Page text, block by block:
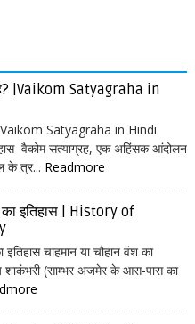
है? |Vaikom Satyagraha in
(Vaikom Satyagraha in Hindi
वैकोम सत्याग्रह, एक अहिंसक आंदोलन
के त्र... Readmore
का इतिहास | History of
इतिहास चाहमान या चौहान वंश का
(साम्भर अजमेर के आस-पास का